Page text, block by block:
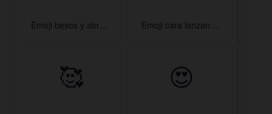
Emoji besos y abrazos Emoji cara lanzando beso
🥰 😍